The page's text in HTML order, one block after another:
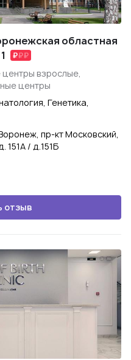
областная
взрослые,
центры
Генетика,
пр-кт Московский,
151А / д.151Б
отзыв